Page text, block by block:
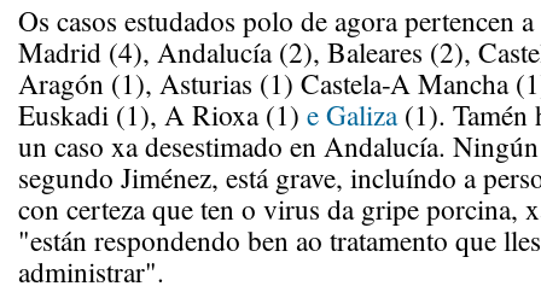
Os casos estudados polo de agora pertencen
Madrid (4), Andalucía (2), Baleares (2),
Aragón (1), Asturias (1) Castela-A Mancha
Euskadi (1), A Rioxa (1) e Galiza(1). Tamén
un caso xa desestimado en Andalucía.
segundo Jiménez, está grave, incluíndo a
con certeza que ten o virus da gripe porcina,
"están respondendo ben ao tratamento que
administrar".